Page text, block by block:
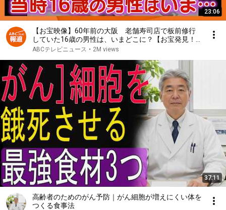
23:06
【お宝映像】60年前の大阪 老舗寿司店で板前修行
していた16歳の男性は、いまどこに？【お宝発見！
関西いまむかし】
ABCテレビニュース • 2M views
37:11
高齢者のためのがん予防｜がん細胞が増えにくい体を
つくる食事法